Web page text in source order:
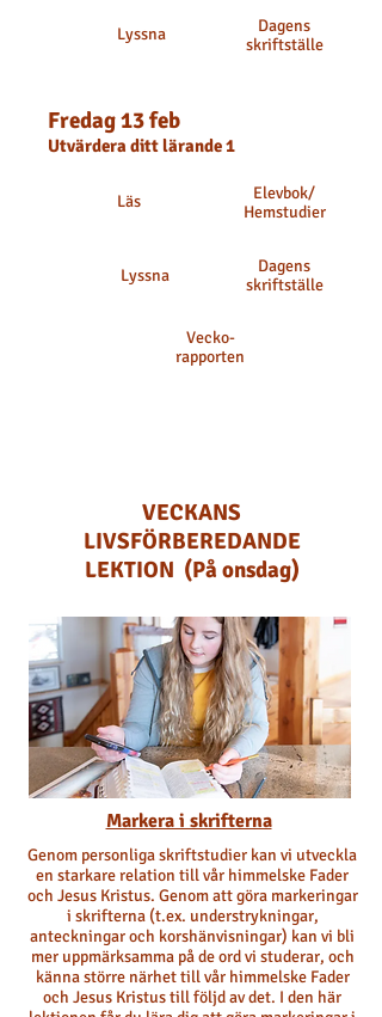
Lyssna
Dagens
skriftställe
Fredag 13 feb
Utvärdera ditt lärande 1
Läs Elevbok/
Hemstudier
Lyssna
Dagens
skriftställe
Vecko-
rapporten
VECKANS
LIVSFÖRBEREDANDE
LEKTION (På onsdag)
Markera i skrifterna
Genom personliga skriftstudier kan vi utveckla
en starkare relation till vår himmelske Fader
och Jesus Kristus. Genom att göra markeringar
i skrifterna (t.ex. understrykningar,
anteckningar och korshänvisningar) kan vi bli
mer uppmärksamma på de ord vi studerar, och
känna större närhet till vår himmelske Fader
och Jesus Kristus till följd av det. I den här